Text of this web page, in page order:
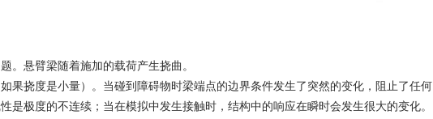
。悬臂梁随着施加的载荷产生挠曲。
果挠度是小量）。当碰到障碍物时梁端点的边界条件发生了突然的变化，阻止了任何
是极度的不连续；当在模拟中发生接触时，结构中的响应在瞬时会发生很大的变化。